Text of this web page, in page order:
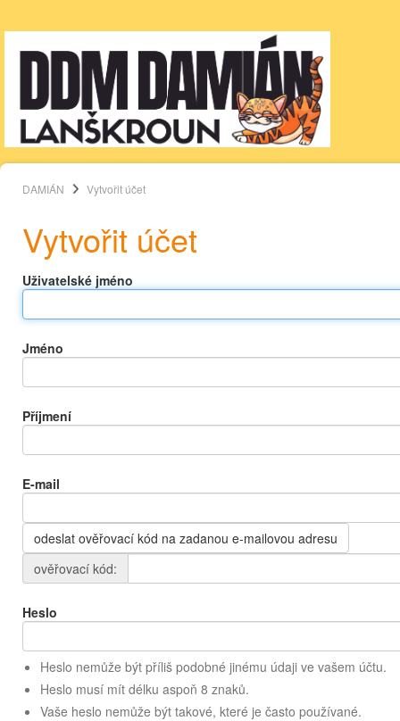
DAMIÁN Vytvořit účet
Vytvořit účet
Uživatelské jméno
Jméno
Příjmení
E-mail
odeslat ověřovací kód na zadanou e-mailovou adresu
ověřovací kód:
Heslo
Heslo nemůže být příliš podobné jinému údaji ve vašem účtu.
Heslo musí mít délku aspoň 8 znaků.
Vaše heslo nemůže být takové, které je často používané.